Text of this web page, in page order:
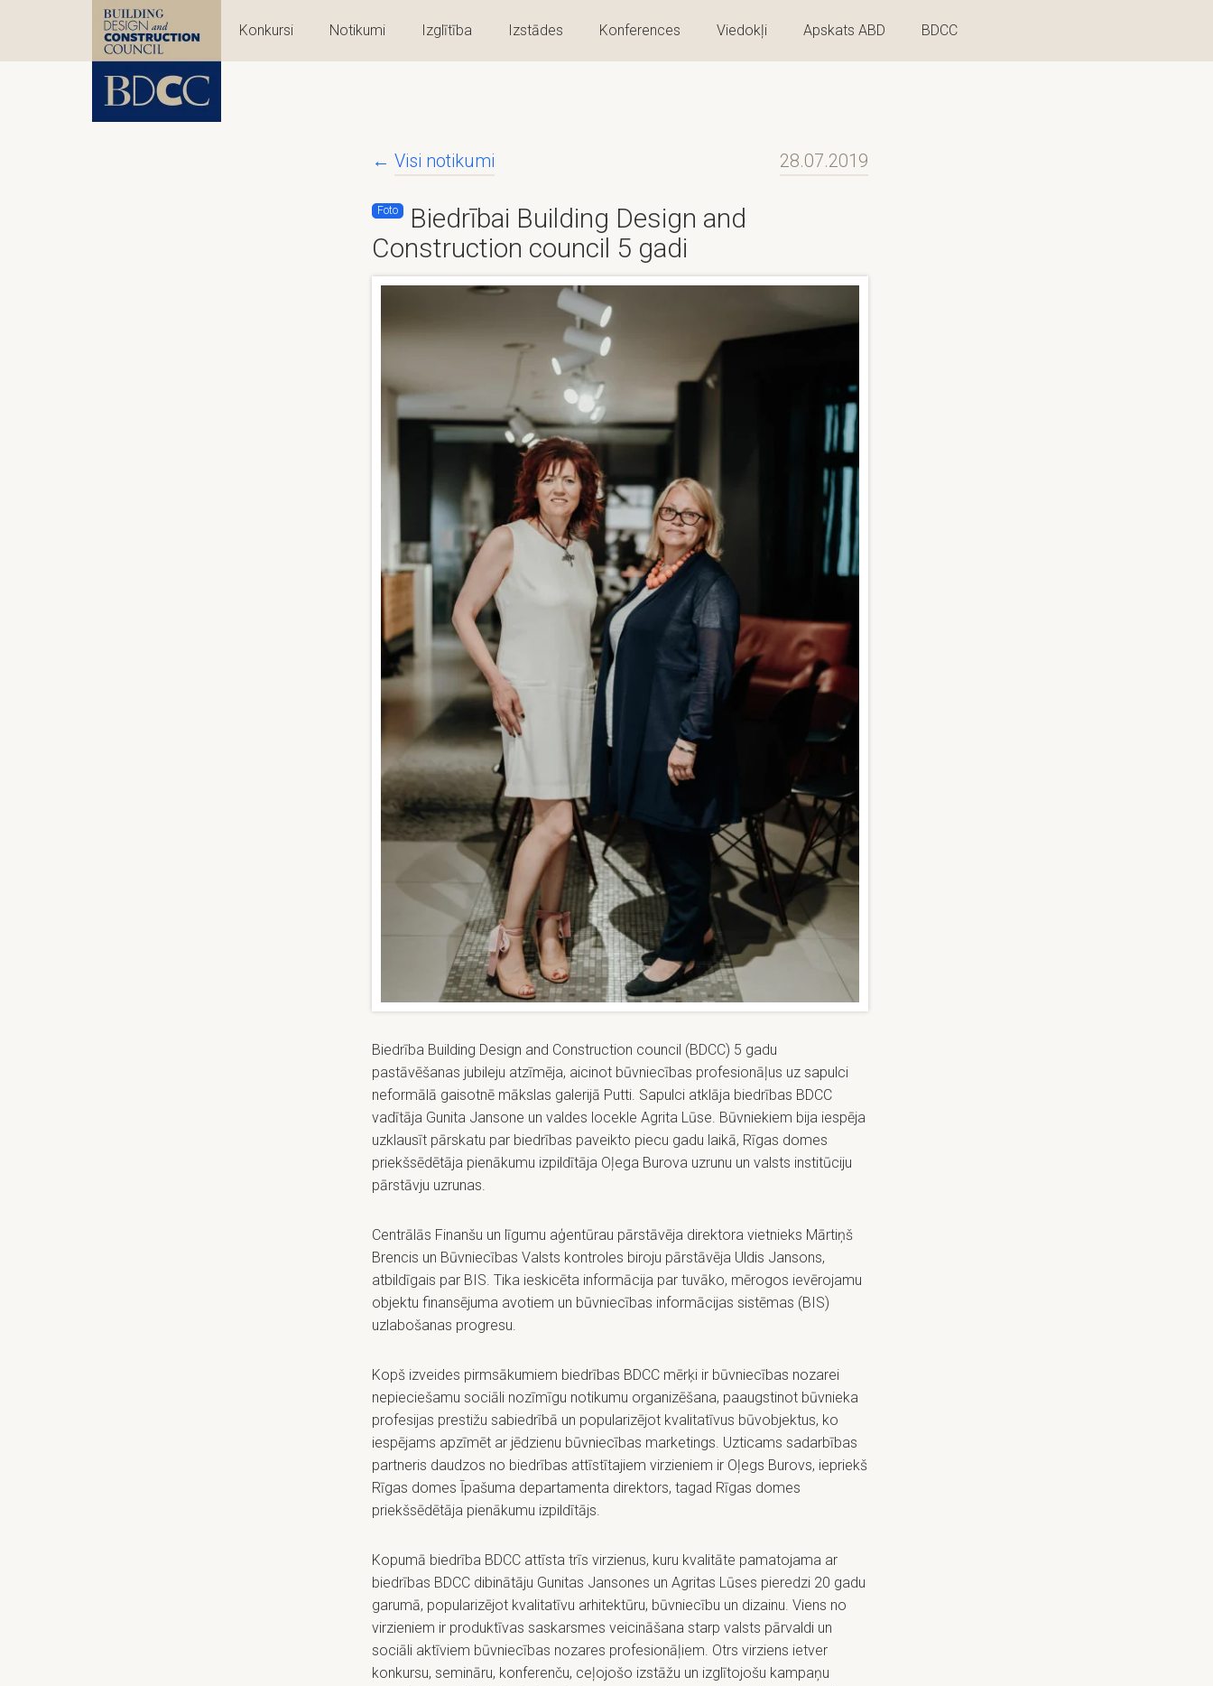
Konkursi Notikumi Izglītība Izstādes Konferences Viedokļi Apskats ABD BDCC
← Visi notikumi 28.07.2019
Foto
Biedrībai Building Design and
Construction council 5 gadi
Biedrība Building Design and Construction council (BDCC) 5 gadu
pastāvēšanas jubileju atzīmēja, aicinot būvniecības profesionāļus uz sapulci
neformālā gaisotnē mākslas galerijā Putti. Sapulci atklāja biedrības BDCC
vadītāja Gunita Jansone un valdes locekle Agrita Lūse. Būvniekiem bija iespēja
uzklausīt pārskatu par biedrības paveikto piecu gadu laikā, Rīgas domes
priekšsēdētāja pienākumu izpildītāja Oļega Burova uzrunu un valsts institūciju
pārstāvju uzrunas.
Centrālās Finanšu un līgumu aģentūrau pārstāvēja direktora vietnieks Mārtiņš
Brencis un Būvniecības Valsts kontroles biroju pārstāvēja Uldis Jansons,
atbildīgais par BIS. Tika ieskicēta informācija par tuvāko, mērogos ievērojamu
objektu finansējuma avotiem un būvniecības informācijas sistēmas (BIS)
uzlabošanas progresu.
Kopš izveides pirmsākumiem biedrības BDCC mērķi ir būvniecības nozarei
nepieciešamu sociāli nozīmīgu notikumu organizēšana, paaugstinot būvnieka
profesijas prestižu sabiedrībā un popularizējot kvalitatīvus būvobjektus, ko
iespējams apzīmēt ar jēdzienu būvniecības marketings. Uzticams sadarbības
partneris daudzos no biedrības attīstītajiem virzieniem ir Oļegs Burovs, iepriekš
Rīgas domes Īpašuma departamenta direktors, tagad Rīgas domes
priekšsēdētāja pienākumu izpildītājs.
Kopumā biedrība BDCC attīsta trīs virzienus, kuru kvalitāte pamatojama ar
biedrības BDCC dibinātāju Gunitas Jansones un Agritas Lūses pieredzi 20 gadu
garumā, popularizējot kvalitatīvu arhitektūru, būvniecību un dizainu. Viens no
virzieniem ir produktīvas saskarsmes veicināšana starp valsts pārvaldi un
sociāli aktīviem būvniecības nozares profesionāļiem. Otrs virziens ietver
konkursu, semināru, konferenču, ceļojošo izstāžu un izglītojošu kampaņu